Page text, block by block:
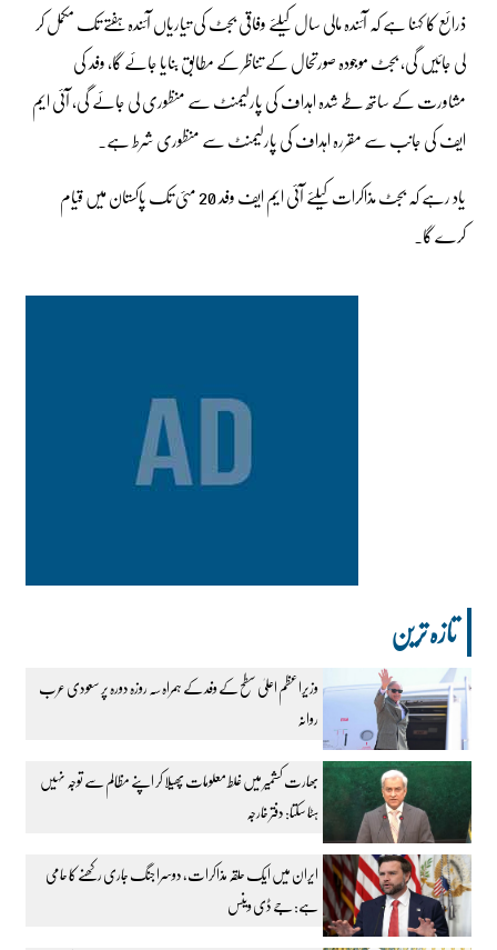
ذرائع کا کہنا ہے کہ آئندہ مالی سال کیلئے وفاقی بجٹ کی تیاریاں آئندہ ہفتے تک مکمل کر
لی جائیں گی، بجٹ موجودہ صورتحال کے تناظر کے مطابق بنایا جائے گا، وفد کی
مشاورت کے ساتھ طے شدہ اہداف کی پارلیمنٹ سے منظوری لی جائے گی، آئی ایم
ایف کی جانب سے مقررہ اہداف کی پارلیمنٹ سے منظوری شرط ہے۔
یاد رہے کہ بجٹ مذاکرات کیلئے آئی ایم ایف وفد 20 مئی تک پاکستان میں قیام
کرے گا۔
تازہ ترین
وزیراعظم اعلیٰ سطح کے وفد کے ہمراہ سہ روزہ دورہ پر سعودی عرب
روانہ
بھارت کشمیر میں غلط معلومات پھیلا کر اپنے مظالم سے توجہ نہیں
ہٹا سکتا: دفتر خارجہ
ایران میں ایک حلقہ مذاکرات، دوسرا جنگ جاری رکھنے کا حامی
ہے: جے ڈی وینس